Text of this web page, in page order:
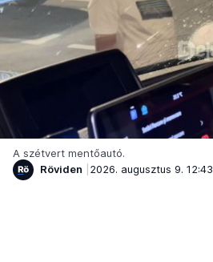
A szétvert mentőautó.
Röviden
2026. augusztus 9. 12:43